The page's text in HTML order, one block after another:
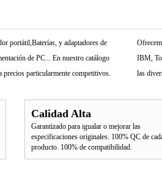
portátil,Baterías, y adaptadores de
de PC... En nuestro catálogo
precios particularmente competitivos.
IBM,
las
Calidad Alta
Garantizado para igualar o mejorar las
especificaciones originales. 100% QC de
producto. 100% de compatibilidad.